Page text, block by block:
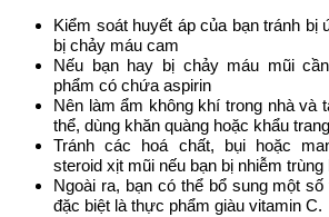
Kiểm soát huyết áp của bạn tránh bị
bị chảy máu cam
Nếu bạn hay bị chảy máu mũi
phẩm có chứa aspirin
Nên làm ẩm không khí trong nhà và
thể, dùng khăn quàng hoặc khẩu
Tránh các hoá chất, bụi hoặc
steroid xịt mũi nếu bạn bị nhiễm trùng
Ngoài ra, bạn có thể bổ sung một
đặc biệt là thực phẩm giàu vitamin C.